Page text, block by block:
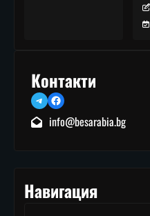
Контакти
TelegramFacebook
info@besarabia.bg
Навигация